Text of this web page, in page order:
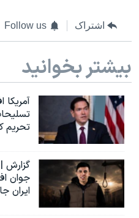
اشتراک Follow us
بیشتر بخوانید
آمریکا
تحریم
گزارش
جوان
ایران